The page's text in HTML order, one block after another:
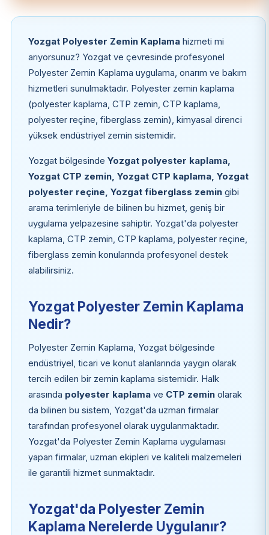
Yozgat Polyester Zemin Kaplamahizmeti mi
arıyorsunuz? Yozgat ve çevresinde profesyonel
Polyester Zemin Kaplama uygulama, onarım ve bakım
hizmetleri sunulmaktadır. Polyester zemin kaplama
(polyester kaplama, CTP zemin, CTP kaplama,
polyester reçine, fiberglass zemin), kimyasal direnci
yüksek endüstriyel zemin sistemidir.
Yozgat bölgesinde Yozgat polyester kaplama,
Yozgat CTP zemin, Yozgat CTP kaplama, Yozgat
polyester reçine, Yozgat fiberglass zemingibi
arama terimleriyle de bilinen bu hizmet, geniş bir
uygulama yelpazesine sahiptir. Yozgat'da polyester
kaplama, CTP zemin, CTP kaplama, polyester reçine,
fiberglass zemin konularında profesyonel destek
alabilirsiniz.
Yozgat Polyester Zemin Kaplama
Nedir?
Polyester Zemin Kaplama, Yozgat bölgesinde
endüstriyel, ticari ve konut alanlarında yaygın olarak
tercih edilen bir zemin kaplama sistemidir. Halk
arasında polyester kaplamave CTP zeminolarak
da bilinen bu sistem, Yozgat'da uzman firmalar
tarafından profesyonel olarak uygulanmaktadır.
Yozgat'da Polyester Zemin Kaplama uygulaması
yapan firmalar, uzman ekipleri ve kaliteli malzemeleri
ile garantili hizmet sunmaktadır.
Yozgat'da Polyester Zemin
Kaplama Nerelerde Uygulanır?